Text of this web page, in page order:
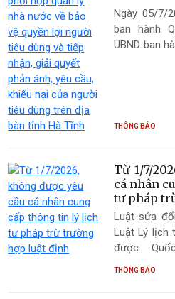
quản lý nhà
yêu cầu,
dùng trên
Ngày 05/7/
ban hành
UBND ban
định số 47/
07/10/
đảm thống
hiện hành,
máy và
hoàn thiện
quan, đơn vị
lợi người
THÔNG BÁO
Từ 1/7/
cá nhân
tư pháp
Luật sửa
Luật Lý lịch
được
05/12/
THÔNG BÁO